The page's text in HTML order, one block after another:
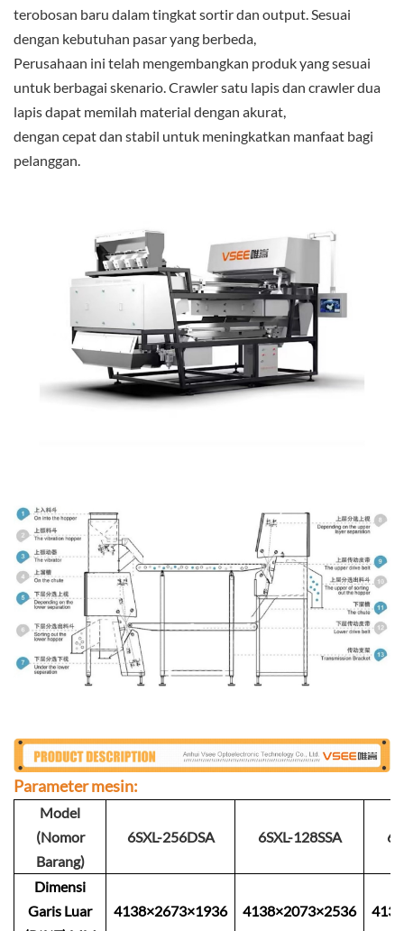
terobosan baru dalam tingkat sortir dan output. Sesuai
dengan kebutuhan pasar yang berbeda,
Perusahaan ini telah mengembangkan produk yang sesuai
untuk berbagai skenario. Crawler satu lapis dan crawler dua
lapis dapat memilah material dengan akurat,
dengan cepat dan stabil untuk meningkatkan manfaat bagi
pelanggan.
Parameter mesin:
Model
(Nomor
Barang)
6SXL-256DSA 6SXL-128SSA
Dimensi
Garis Luar
4138×2673×1936 4138×2073×2536